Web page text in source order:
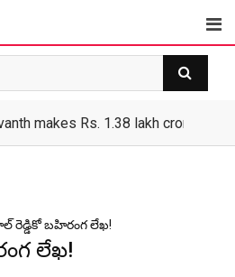
government’s apathy
రెడ్డికో బహిరంగ లేఖ!
లేఖ!